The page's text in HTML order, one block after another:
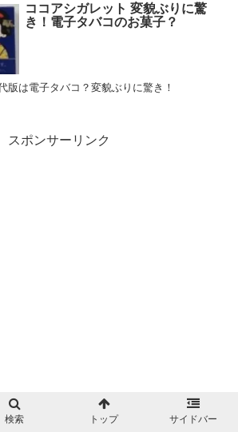
ココアシガレット 変貌ぶりに驚
き！電子タバコのお菓子？
版は電子タバコ？変貌ぶりに驚き！
スポンサーリンク
検索 トップ サイドバー